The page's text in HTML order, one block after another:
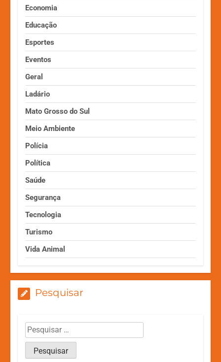
Economia
Educação
Esportes
Eventos
Geral
Ladário
Mato Grosso do Sul
Meio Ambiente
Polícia
Política
Saúde
Segurança
Tecnologia
Turismo
Vida Animal
Pesquisar